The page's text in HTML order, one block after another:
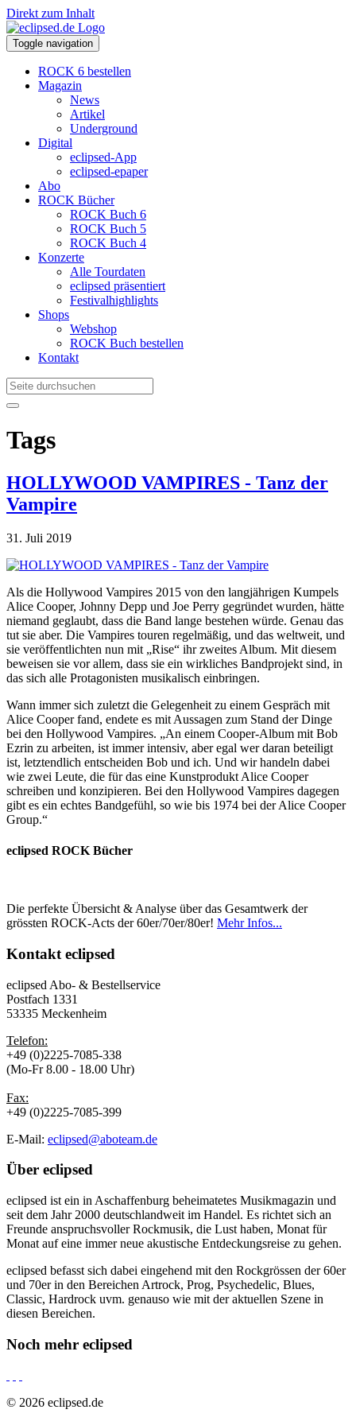
Direkt zum Inhalt
Toggle navigation
ROCK 6 bestellen
Magazin
News
Artikel
Underground
Digital
eclipsed-App
eclipsed-epaper
Abo
ROCK Bücher
ROCK Buch 6
ROCK Buch 5
ROCK Buch 4
Konzerte
Alle Tourdaten
eclipsed präsentiert
Festivalhighlights
Shops
Webshop
ROCK Buch bestellen
Kontakt
Tags
HOLLYWOOD VAMPIRES - Tanz der
Vampire
31. Juli 2019
Als die Hollywood Vampires 2015 von den langjährigen Kumpels
Alice Cooper, Johnny Depp und Joe Perry gegründet wurden, hätte
niemand geglaubt, dass die Band lange bestehen würde. Genau das
tut sie aber. Die Vampires touren regelmäßig, und das weltweit, und
sie veröffentlichten nun mit „Rise“ ihr zweites Album. Mit diesem
beweisen sie vor allem, dass sie ein wirkliches Bandprojekt sind, in
das sich alle Protagonisten musikalisch einbringen.
Wann immer sich zuletzt die Gelegenheit zu einem Gespräch mit
Alice Cooper fand, endete es mit Aussagen zum Stand der Dinge
bei den Hollywood Vampires. „An einem Cooper-Album mit Bob
Ezrin zu arbeiten, ist immer intensiv, aber egal wer daran beteiligt
ist, letztendlich entscheiden Bob und ich. Und wir handeln dabei
wie zwei Leute, die für das eine Kunstprodukt Alice Cooper
schreiben und konzipieren. Bei den Hollywood Vampires dagegen
gibt es ein echtes Bandgefühl, so wie bis 1974 bei der Alice Cooper
Group.“
eclipsed ROCK Bücher
Die perfekte Übersicht & Analyse über das Gesamtwerk der
grössten ROCK-Acts der 60er/70er/80er! Mehr Infos...
Kontakt eclipsed
eclipsed Abo- & Bestellservice
Postfach 1331
53335 Meckenheim
Telefon:
+49 (0)2225-7085-338
(Mo-Fr 8.00 - 18.00 Uhr)
Fax:
+49 (0)2225-7085-399
E-Mail: eclipsed@aboteam.de
Über eclipsed
eclipsed ist ein in Aschaffenburg beheimatetes Musikmagazin und
seit dem Jahr 2000 deutschlandweit im Handel. Es richtet sich an
Freunde anspruchsvoller Rockmusik, die Lust haben, Monat für
Monat auf eine immer neue akustische Entdeckungsreise zu gehen.
eclipsed befasst sich dabei eingehend mit den Rockgrössen der 60er
und 70er in den Bereichen Artrock, Prog, Psychedelic, Blues,
Classic, Hardrock uvm. genauso wie mit der aktuellen Szene in
diesen Bereichen.
Noch mehr eclipsed
© 2026 eclipsed.de